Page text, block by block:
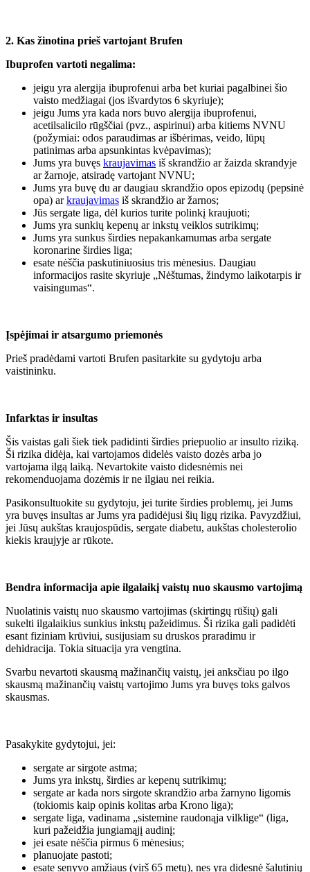
2. Kas žinotina prieš vartojant Brufen
Ibuprofen vartoti negalima:
jeigu yra alergija ibuprofenui arba bet kuriai pagalbinei šio
vaisto medžiagai (jos išvardytos 6 skyriuje);
jeigu Jums yra kada nors buvo alergija ibuprofenui,
acetilsalicilo rūgščiai (pvz., aspirinui) arba kitiems NVNU
(požymiai: odos paraudimas ar išbėrimas, veido, lūpų
patinimas arba apsunkintas kvėpavimas);
Jums yra buvęs kraujavimas iš skrandžio ar žaizda skrandyje
ar žarnoje, atsiradę vartojant NVNU;
Jums yra buvę du ar daugiau skrandžio opos epizodų (pepsinė
opa) arkraujavimas iš skrandžio ar žarnos;
Jūs sergate liga, dėl kurios turite polinkį kraujuoti;
Jums yra sunkių kepenų ar inkstų veiklos sutrikimų;
Jums yra sunkus širdies nepakankamumas arba sergate
koronarine širdies liga;
esate nėščia paskutiniuosius tris mėnesius. Daugiau
informacijos rasite skyriuje „Nėštumas, žindymo laikotarpis ir
vaisingumas“.
Įspėjimai ir atsargumo priemonės
Prieš pradėdami vartoti Brufen pasitarkite su gydytoju arba
vaistininku.
Infarktas ir insultas
Šis vaistas gali šiek tiek padidinti širdies priepuolio ar insulto riziką.
Ši rizika didėja, kai vartojamos didelės vaisto dozės arba jo
vartojama ilgą laiką. Nevartokite vaisto didesnėmis nei
rekomenduojama dozėmis ir ne ilgiau nei reikia.
Pasikonsultuokite su gydytoju, jei turite širdies problemų, jei Jums
yra buvęs insultas ar Jums yra padidėjusi šių ligų rizika. Pavyzdžiui,
jei Jūsų aukštas kraujospūdis, sergate diabetu, aukštas cholesterolio
kiekis kraujyje ar rūkote.
Bendra informacija apie ilgalaikį vaistų nuo skausmo vartojimą
Nuolatinis vaistų nuo skausmo vartojimas (skirtingų rūšių) gali
sukelti ilgalaikius sunkius inkstų pažeidimus. Ši rizika gali padidėti
esant fiziniam krūviui, susijusiam su druskos praradimu ir
dehidracija. Tokia situacija yra vengtina.
Svarbu nevartoti skausmą mažinančių vaistų, jei anksčiau po ilgo
skausmą mažinančių vaistų vartojimo Jums yra buvęs toks galvos
skausmas.
Pasakykite gydytojui, jei:
sergate ar sirgote astma;
Jums yra inkstų, širdies ar kepenų sutrikimų;
sergate ar kada nors sirgote skrandžio arba žarnyno ligomis
(tokiomis kaip opinis kolitas arba Krono liga);
sergate liga, vadinama „sistemine raudonąja vilklige“ (liga,
kuri pažeidžia jungiamąjį audinį;
jei esate nėščia pirmus 6 mėnesius;
planuojate pastoti;
esate senyvo amžiaus (virš 65 metų), nes yra didesnė šalutinių